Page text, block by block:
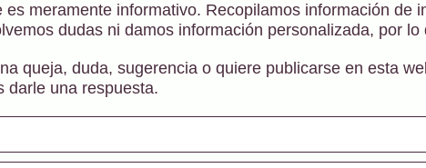
es meramente informativo. Recopilamos información
dudas ni damos información personalizada, por
queja, duda, sugerencia o quiere publicarse en esta
darle una respuesta.